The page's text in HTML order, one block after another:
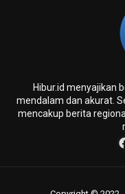
Hibur.id menyajikan
mendalam dan akurat.
mencakup berita